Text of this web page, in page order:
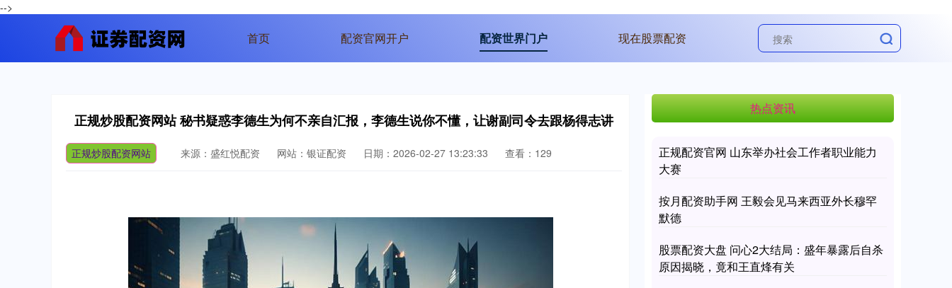
-->
首页 配资官网开户 配资世界门户 现在股票配资
正规炒股配资网站 秘书疑惑李德生为何不亲自汇报，李德生说你不懂，让谢副司令去跟杨得志讲
正规炒股配资网站 来源：盛红悦配资 网站：银证配资 日期：2026-02-27 13:23:33 查看：129
热点资讯
正规配资官网 山东举办社会工作者职业能力
大赛
按月配资助手网 王毅会见马来西亚外长穆罕
默德
股票配资大盘 问心2大结局：盛年暴露后自杀
原因揭晓，竟和王直烽有关